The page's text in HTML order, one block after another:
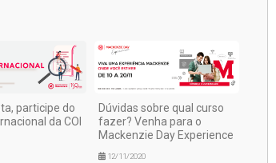
participe do
da COI
Dúvidas sobre qual curso
fazer? Venha para o
Mackenzie Day Experience
12/11/2020